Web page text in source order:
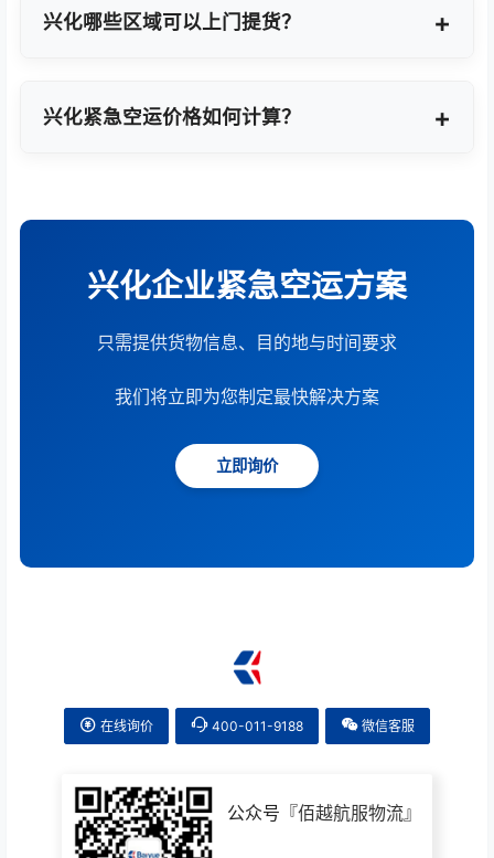
兴化哪些区域可以上门提货？
兴化紧急空运价格如何计算？
兴化企业紧急空运方案
只需提供货物信息、目的地与时间要求
我们将立即为您制定最快解决方案
立即询价
在线询价 400-011-9188 微信客服
公众号『佰越航服物流』